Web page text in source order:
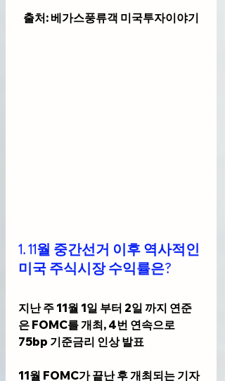
출처: 베가스풍류객 미국투자이야기
1. 11월 중간선거 이후 역사적인
미국 주식시장 수익률은?
지난 주 11월 1일 부터 2일 까지 연준
은 FOMC를 개최, 4번 연속으로
75bp 기준금리 인상 발표
11월 FOMC가 끝난 후 개최되는 기자